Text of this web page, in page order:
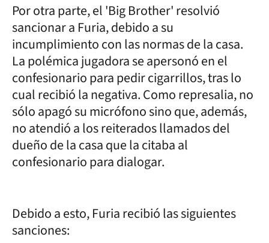
Por otra parte, el 'Big Brother' resolvió
sancionar a Furia, debido a su
incumplimiento con las normas de la casa.
La polémica jugadora se apersonó en el
confesionario para pedir cigarrillos, tras lo
cual recibió la negativa. Como represalia, no
sólo apagó su micrófono sino que, además,
no atendió a los reiterados llamados del
dueño de la casa que la citaba al
confesionario para dialogar.
Debido a esto, Furia recibió las siguientes
sanciones: